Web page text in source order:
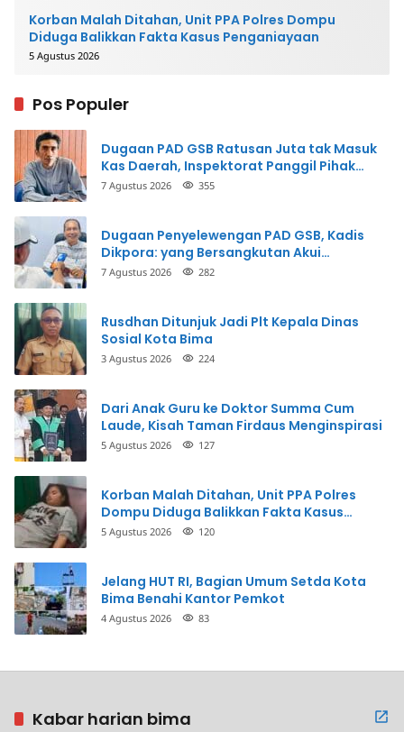
Korban Malah Ditahan, Unit PPA Polres Dompu
Diduga Balikkan Fakta Kasus Penganiayaan
5 Agustus 2026
Pos Populer
Dugaan PAD GSB Ratusan Juta tak Masuk
Kas Daerah, Inspektorat Panggil Pihak
Terkait
7 Agustus 2026 355
Dugaan Penyelewengan PAD GSB, Kadis
Dikpora: yang Bersangkutan Akui
Perbuatannya dan Siap Mengembalikan
7 Agustus 2026 282
Rusdhan Ditunjuk Jadi Plt Kepala Dinas
Sosial Kota Bima
3 Agustus 2026 224
Dari Anak Guru ke Doktor Summa Cum
Laude, Kisah Taman Firdaus Menginspirasi
5 Agustus 2026 127
Korban Malah Ditahan, Unit PPA Polres
Dompu Diduga Balikkan Fakta Kasus
Penganiayaan
5 Agustus 2026 120
Jelang HUT RI, Bagian Umum Setda Kota
Bima Benahi Kantor Pemkot
4 Agustus 2026 83
Kabar harian bima